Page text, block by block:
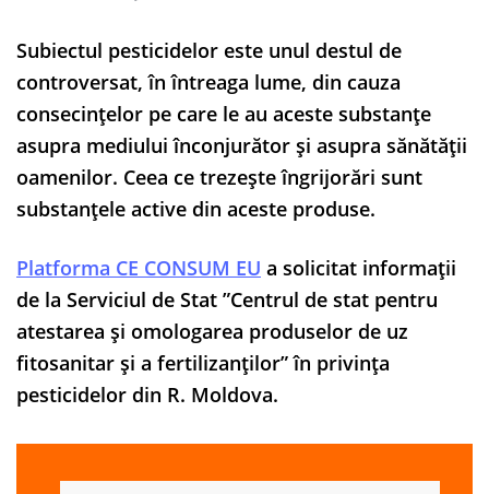
Subiectul pesticidelor este unul destul de
controversat, în întreaga lume, din cauza
consecințelor pe care le au aceste substanțe
asupra mediului înconjurător și asupra sănătății
oamenilor. Ceea ce trezește îngrijorări sunt
substanțele active din aceste produse.
Platforma CE CONSUM EU a solicitat informații
de la Serviciul de Stat ”Centrul de stat pentru
atestarea și omologarea produselor de uz
fitosanitar și a fertilizanților” în privința
pesticidelor din R. Moldova.